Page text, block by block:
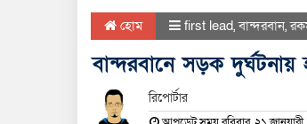
হোম first lead,বান্দরবান,
বান্দরবানে সড়ক
রিপোর্টার